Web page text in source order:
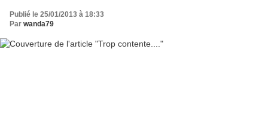
Publié le 25/01/2013 à 18:33
Par wanda79